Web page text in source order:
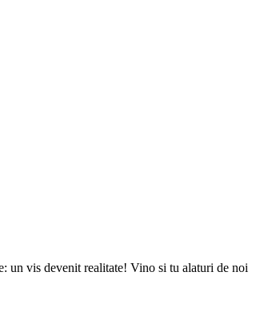
un vis devenit realitate! Vino si tu alaturi de noi